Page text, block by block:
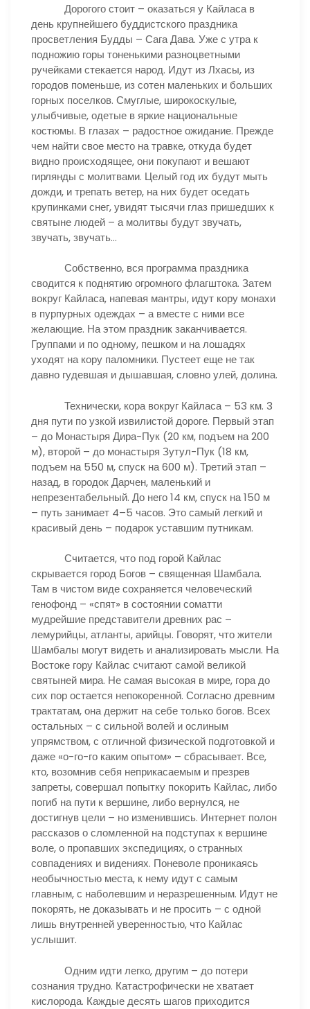
Дорогого стоит – оказаться у Кайласа в
день крупнейшего буддистского праздника
просветления Будды – Сага Дава. Уже с утра к
подножию горы тоненькими разноцветными
ручейками стекается народ. Идут из Лхасы, из
городов поменьше, из сотен маленьких и больших
горных поселков. Смуглые, широкоскулые,
улыбчивые, одетые в яркие национальные
костюмы. В глазах – радостное ожидание. Прежде
чем найти свое место на травке, откуда будет
видно происходящее, они покупают и вешают
гирлянды с молитвами. Целый год их будут мыть
дожди, и трепать ветер, на них будет оседать
крупинками снег, увидят тысячи глаз пришедших к
святыне людей – а молитвы будут звучать,
звучать, звучать…
Собственно, вся программа праздника
сводится к поднятию огромного флагштока. Затем
вокруг Кайласа, напевая мантры, идут кору монахи
в пурпурных одеждах – а вместе с ними все
желающие. На этом праздник заканчивается.
Группами и по одному, пешком и на лошадях
уходят на кору паломники. Пустеет еще не так
давно гудевшая и дышавшая, словно улей, долина.
Технически, кора вокруг Кайласа – 53 км. 3
дня пути по узкой извилистой дороге. Первый этап
– до Монастыря Дира-Пук (20 км, подъем на 200
м), второй – до монастыря Зутул-Пук (18 км,
подъем на 550 м, спуск на 600 м). Третий этап –
назад, в городок Дарчен, маленький и
непрезентабельный. До него 14 км, спуск на 150 м
– путь занимает 4–5 часов. Это самый легкий и
красивый день – подарок уставшим путникам.
Считается, что под горой Кайлас
скрывается город Богов – священная Шамбала.
Там в чистом виде сохраняется человеческий
генофонд – «спят» в состоянии соматти
мудрейшие представители древних рас –
лемурийцы, атланты, арийцы. Говорят, что жители
Шамбалы могут видеть и анализировать мысли. На
Востоке гору Кайлас считают самой великой
святыней мира. Не самая высокая в мире, гора до
сих пор остается непокоренной. Согласно древним
трактатам, она держит на себе только богов. Всех
остальных – с сильной волей и ослиным
упрямством, с отличной физической подготовкой и
даже «о-го-го каким опытом» – сбрасывает. Все,
кто, возомнив себя неприкасаемым и презрев
запреты, совершал попытку покорить Кайлас, либо
погиб на пути к вершине, либо вернулся, не
достигнув цели – но изменившись. Интернет полон
рассказов о сломленной на подступах к вершине
воле, о пропавших экспедициях, о странных
совпадениях и видениях. Поневоле проникаясь
необычностью места, к нему идут с самым
главным, с наболевшим и неразрешенным. Идут не
покорять, не доказывать и не просить – с одной
лишь внутренней уверенностью, что Кайлас
услышит.
Одним идти легко, другим – до потери
сознания трудно. Катастрофически не хватает
кислорода. Каждые десять шагов приходится